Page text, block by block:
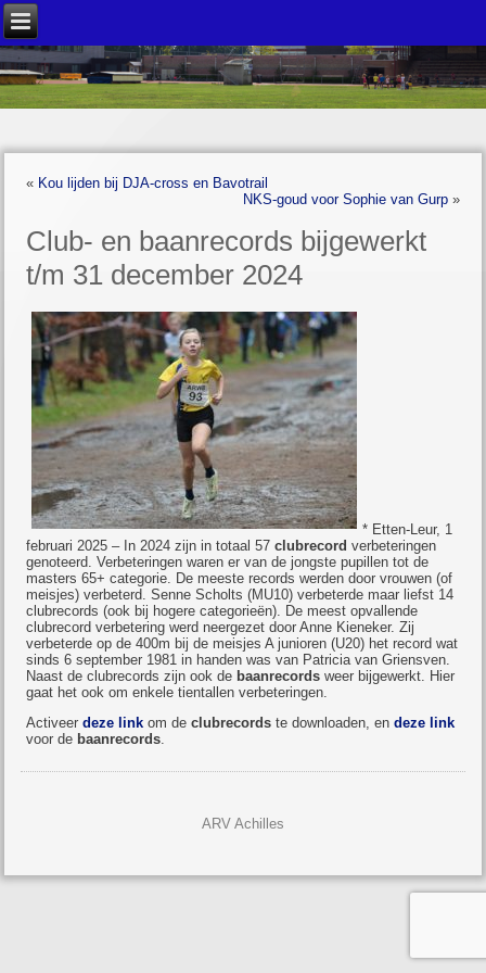
« Kou lijden bij DJA-cross en Bavotrail
NKS-goud voor Sophie van Gurp»
Club- en baanrecords bijgewerkt
t/m 31 december 2024
* Etten-Leur, 1
februari 2025 – In 2024 zijn in totaal 57clubrecord verbeteringen
genoteerd. Verbeteringen waren er van de jongste pupillen tot de
masters 65+ categorie. De meeste records werden door vrouwen (of
meisjes) verbeterd. Senne Scholts (MU10) verbeterde maar liefst 14
clubrecords (ook bij hogere categorieën). De meest opvallende
clubrecord verbetering werd neergezet door Anne Kieneker. Zij
verbeterde op de 400m bij de meisjes A junioren (U20) het record wat
sinds 6 september 1981 in handen was van Patricia van Griensven.
Naast de clubrecords zijn ook de baanrecords weer bijgewerkt. Hier
gaat het ook om enkele tientallen verbeteringen.
Activeerdeze link om declubrecords te downloaden, endeze link
voor de baanrecords.
ARV Achilles